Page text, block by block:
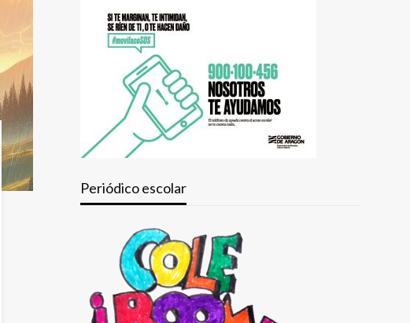
Periódico escolar